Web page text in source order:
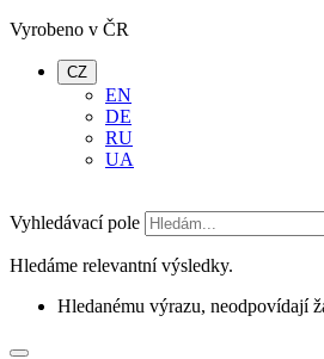
Vyrobeno v ČR
CZ
EN
DE
RU
UA
Vyhledávací pole
Hledáme relevantní výsledky.
Hledanému výrazu, neodpovídají